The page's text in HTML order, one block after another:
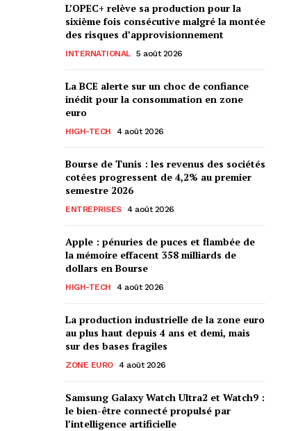
L’OPEC+ relève sa production pour la
sixième fois consécutive malgré la montée
des risques d’approvisionnement
INTERNATIONAL 5 août 2026
La BCE alerte sur un choc de confiance
inédit pour la consommation en zone
euro
HIGH-TECH 4 août 2026
Bourse de Tunis : les revenus des sociétés
cotées progressent de 4,2% au premier
semestre 2026
ENTREPRISES 4 août 2026
Apple : pénuries de puces et flambée de
la mémoire effacent 358 milliards de
dollars en Bourse
HIGH-TECH 4 août 2026
La production industrielle de la zone euro
au plus haut depuis 4 ans et demi, mais
sur des bases fragiles
ZONE EURO 4 août 2026
Samsung Galaxy Watch Ultra2 et Watch9 :
le bien-être connecté propulsé par
l’intelligence artificielle